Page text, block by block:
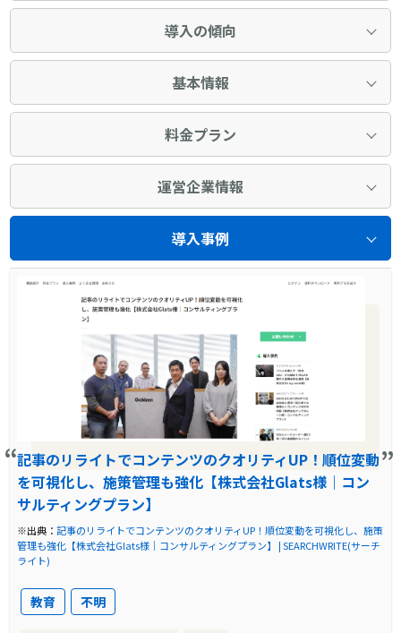
導入の傾向
基本情報
料金プラン
運営企業情報
導入事例
記事のリライトでコンテンツのクオリティUP！順位変動
を可視化し、施策管理も強化【株式会社Glats様｜コン
サルティングプラン】
※出典：記事のリライトでコンテンツのクオリティUP！順位変動を可視化し、施策
管理も強化【株式会社Glats様｜コンサルティングプラン】 | SEARCHWRITE(サーチ
ライト)
教育 不明